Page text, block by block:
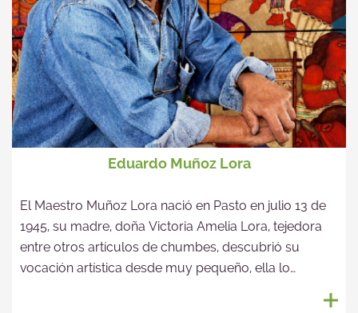
Eduardo Muñoz Lora
El Maestro Muñoz Lora nació en Pasto en julio 13 de
1945, su madre, doña Victoria Amelia Lora, tejedora
entre otros artículos de chumbes, descubrió su
vocación artística desde muy pequeño, ella lo